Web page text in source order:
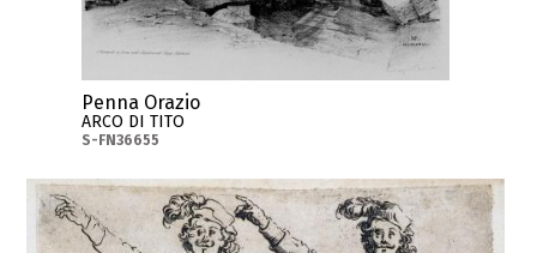
Penna Orazio
ARCO DI TITO
S-FN36655